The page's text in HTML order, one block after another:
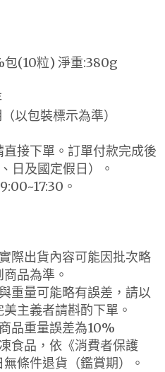
(10粒) 淨重:380g
以包裝標示為準）
接下單。訂單付款完成後
日及國定假日）。
。
際出貨內容可能因批次略
品為準。
重量可能略有誤差，請以
主義者請斟酌下單。
品重量誤差為10%
食品，依《消費者保護
條件退貨（鑑賞期）。